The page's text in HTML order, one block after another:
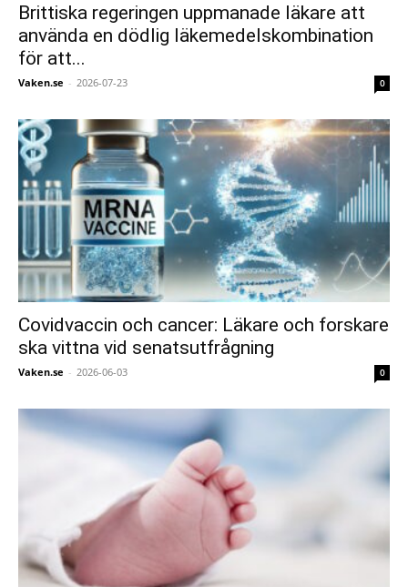
Brittiska regeringen uppmanade läkare att
använda en dödlig läkemedelskombination
för att...
Vaken.se - 2026-07-23 0
Covidvaccin och cancer: Läkare och forskare
ska vittna vid senatsutfrågning
Vaken.se - 2026-06-03 0